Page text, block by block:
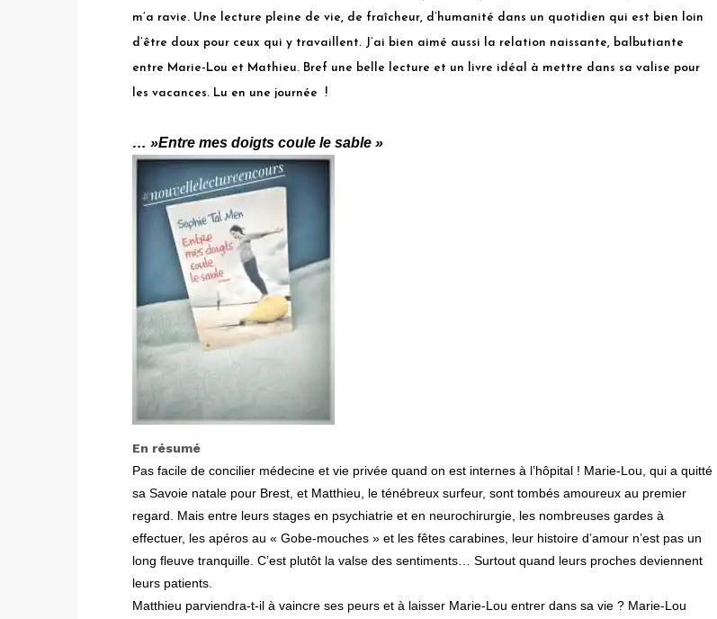
m’a ravie. Une lecture pleine de vie, de fraîcheur, d’humanité dans un quotidien qui est bien loin
d’être doux pour ceux qui y travaillent. J’ai bien aimé aussi la relation naissante, balbutiante
entre Marie-Lou et Mathieu. Bref une belle lecture et un livre idéal à mettre dans sa valise pour
les vacances. Lu en une journée !
… »Entre mes doigts coule le sable »
En résumé
Pas facile de concilier médecine et vie privée quand on est internes à l’hôpital ! Marie-Lou, qui a quitté
sa Savoie natale pour Brest, et Matthieu, le ténébreux surfeur, sont tombés amoureux au premier
regard. Mais entre leurs stages en psychiatrie et en neurochirurgie, les nombreuses gardes à
effectuer, les apéros au « Gobe-mouches » et les fêtes carabines, leur histoire d’amour n’est pas un
long fleuve tranquille. C’est plutôt la valse des sentiments… Surtout quand leurs proches deviennent
leurs patients.
Matthieu parviendra-t-il à vaincre ses peurs et à laisser Marie-Lou entrer dans sa vie ? Marie-Lou